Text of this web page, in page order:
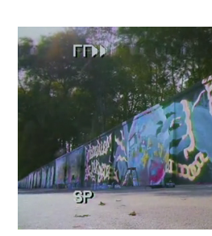
Rozmawiamy
Vieniem
i
Bartoszem
„Skandal.
Ewenement